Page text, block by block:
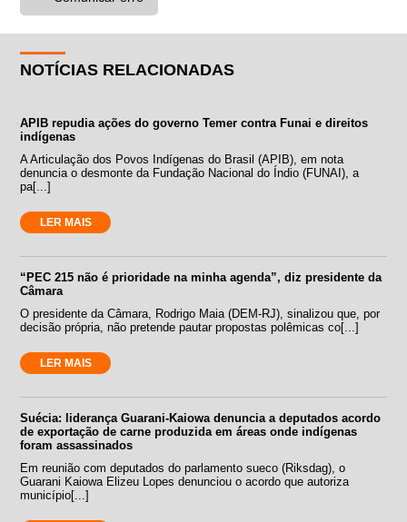
NOTÍCIAS RELACIONADAS
APIB repudia ações do governo Temer contra Funai e direitos
indígenas
A Articulação dos Povos Indígenas do Brasil (APIB), em nota
denuncia o desmonte da Fundação Nacional do Índio (FUNAI), a
pa[...]
LER MAIS
“PEC 215 não é prioridade na minha agenda”, diz presidente da
Câmara
O presidente da Câmara, Rodrigo Maia (DEM-RJ), sinalizou que, por
decisão própria, não pretende pautar propostas polêmicas co[...]
LER MAIS
Suécia: liderança Guarani-Kaiowa denuncia a deputados acordo
de exportação de carne produzida em áreas onde indígenas
foram assassinados
Em reunião com deputados do parlamento sueco (Riksdag), o
Guarani Kaiowa Elizeu Lopes denunciou o acordo que autoriza
município[...]